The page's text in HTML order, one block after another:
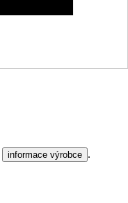
informace výrobce .